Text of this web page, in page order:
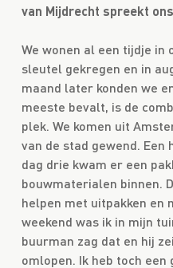
van Mijdrecht spreekt
We wonen al een tijdje in
sleutel gekregen en in
maand later konden we
meeste bevalt, is de
plek. We komen uit
van de stad gewend.
dag drie kwam er een
bouwmaterialen binnen.
helpen met uitpakken en
weekend was ik in mijn
buurman zag dat en hij
omlopen. Ik heb toch een